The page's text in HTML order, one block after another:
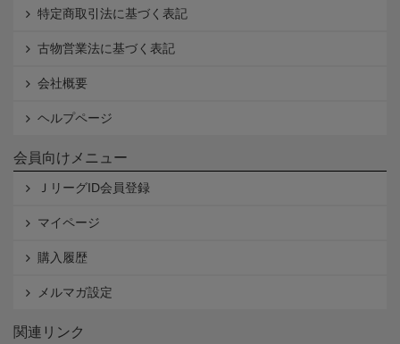
特定商取引法に基づく表記
古物営業法に基づく表記
会社概要
ヘルプページ
会員向けメニュー
ＪリーグID会員登録
マイページ
購入履歴
メルマガ設定
関連リンク